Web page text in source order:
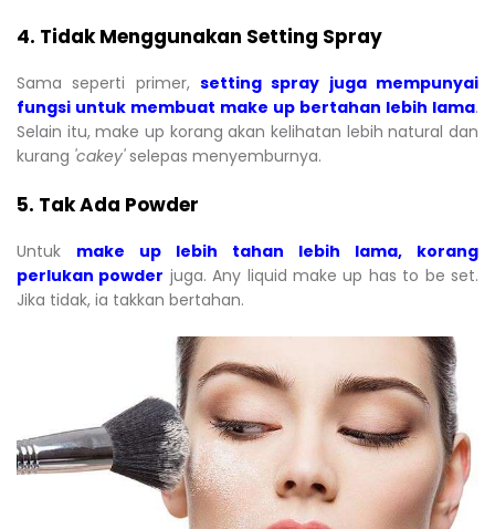
4. Tidak Menggunakan Setting Spray
Sama seperti primer, setting spray juga mempunyai
fungsi untuk membuat make up bertahan lebih lama.
Selain itu, make up korang akan kelihatan lebih natural dan
kurang 'cakey'selepas menyemburnya.
5. Tak Ada Powder
Untuk make up lebih tahan lebih lama, korang
perlukan powder juga. Any liquid make up has to be set.
Jika tidak, ia takkan bertahan.